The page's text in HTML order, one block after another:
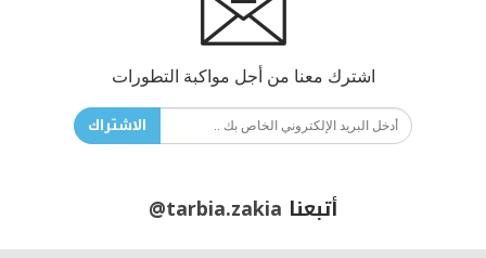
اشترك معنا من أجل مواكبة التطورات
الاشتراك
أتبعنا @tarbia.zakia